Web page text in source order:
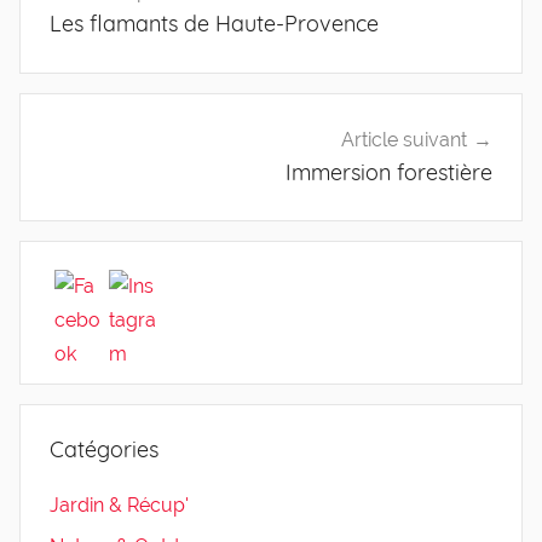
de
l’article
Les flamants de Haute-Provence
Article suivant
Immersion forestière
Catégories
Jardin & Récup'